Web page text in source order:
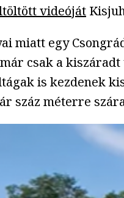
videóját
miatt egy
csak a
is kezdenek
száz méterre